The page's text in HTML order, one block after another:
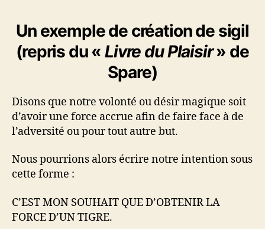
Un exemple de création de sigil
(repris du «Livre du Plaisir» de
Spare)
Disons que notre volonté ou désir magique soit
d’avoir une force accrue afin de faire face à de
l’adversité ou pour tout autre but.
Nous pourrions alors écrire notre intention sous
cette forme :
C’EST MON SOUHAIT QUE D’OBTENIR LA
FORCE D’UN TIGRE.